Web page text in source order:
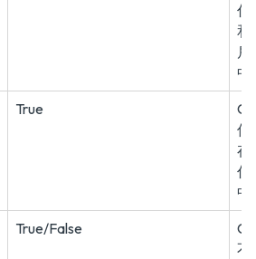
代
和
戶
中
True
僅
存
代
中
True/False
不